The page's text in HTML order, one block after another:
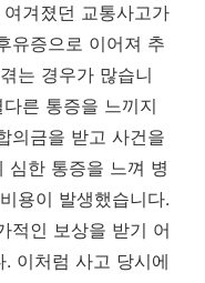
겨졌던 교통사고가
유증으로 이어져 추
는 경우가 많습니
른 통증을 느끼지
의금을 받고 사건을
심한 통증을 느껴 병
용이 발생했습니다.
적인 보상을 받기 어
이처럼 사고 당시에